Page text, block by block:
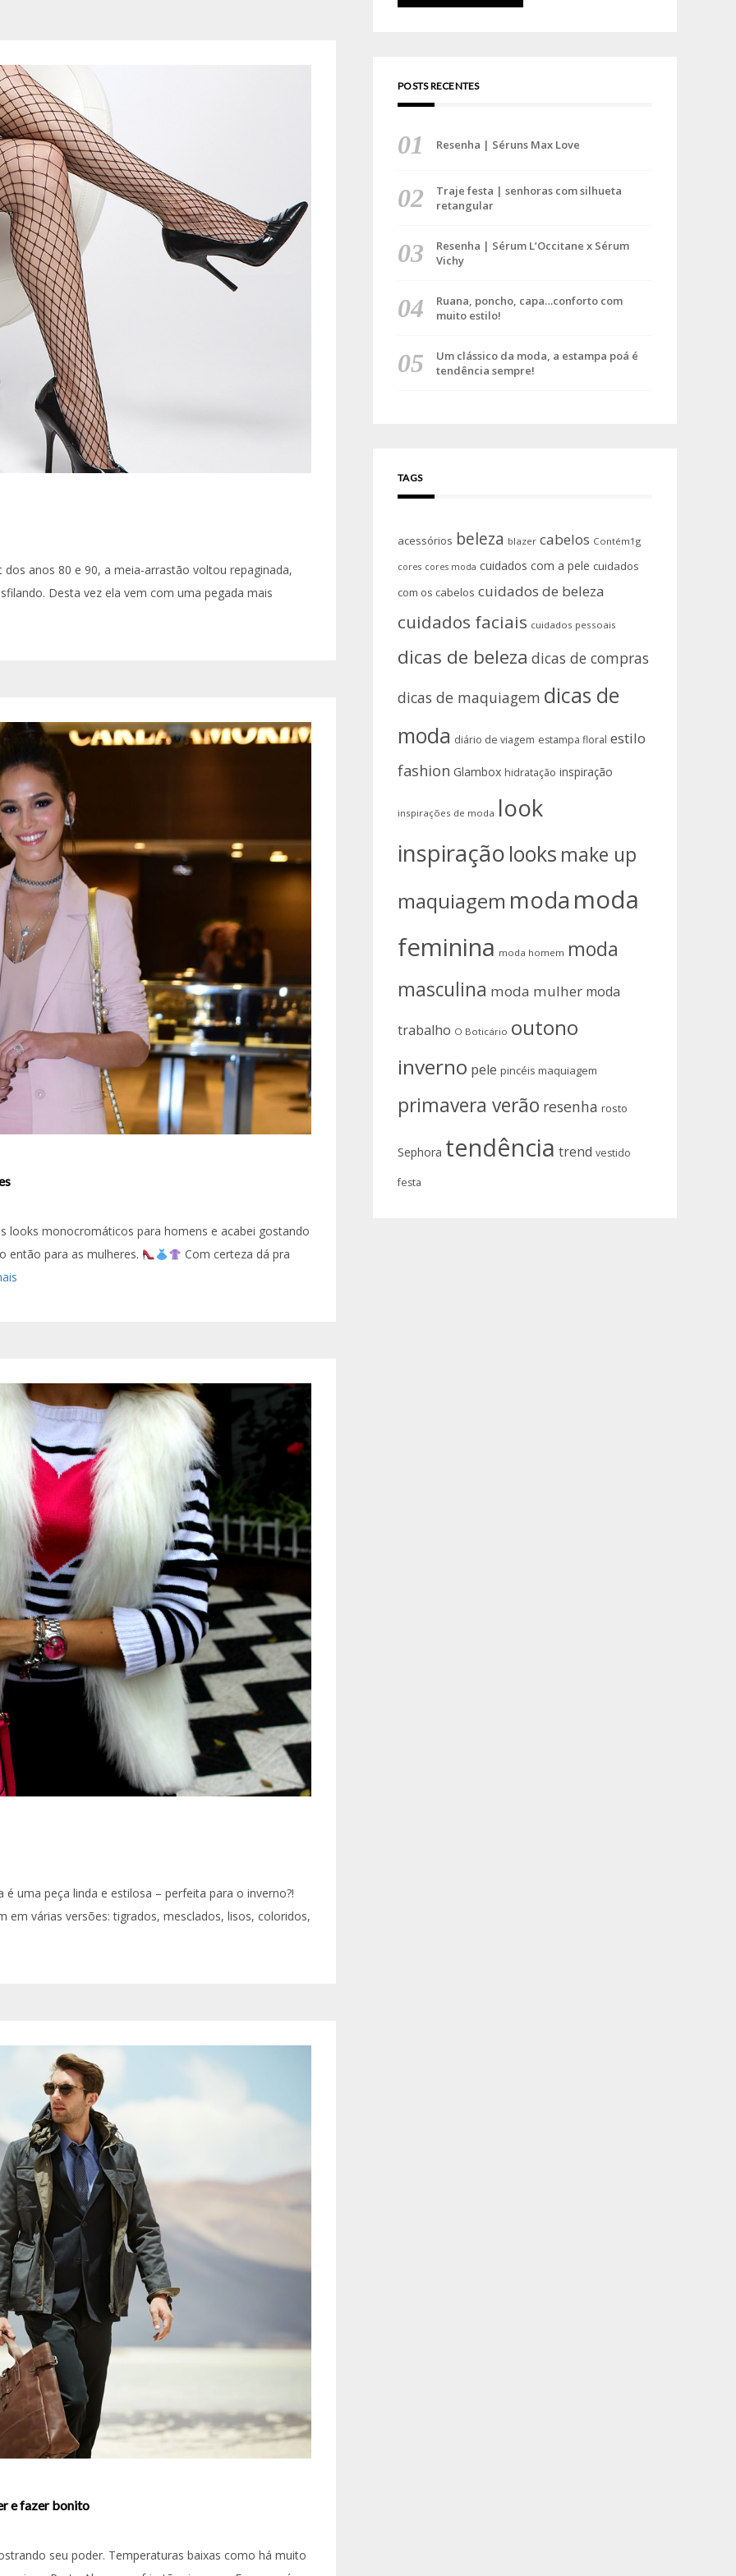
anos 80 e 90, a meia-arrastão voltou repaginada,
Desta vez ela vem com uma pegada mais
looks monocromáticos para homens e acabei gostando
então para as mulheres.
Com certeza dá pra
uma peça linda e estilosa – perfeita para o inverno?!
em várias versões: tigrados, mesclados, lisos, coloridos,
e fazer bonito
seu poder. Temperaturas baixas como há muito
POSTS RECENTES
Resenha | Séruns Max Love
Traje festa | senhoras com silhueta
retangular
Resenha | Sérum L’Occitane x Sérum
Vichy
Ruana, poncho, capa…conforto com
muito estilo!
Um clássico da moda, a estampa poá é
tendência sempre!
TAGS
acessórios beleza blazer cabelos Contém1g
cores cores moda cuidados com a pele cuidados
com os cabelos cuidados de beleza
cuidados faciais cuidados pessoais
dicas de beleza dicas de compras
dicas de maquiagem dicas de
moda diário de viagem estampa floral estilo
fashion Glambox hidratação inspiração
inspirações de moda look
inspiração looks make up
maquiagem moda moda
feminina moda homem moda
masculina moda mulher moda
trabalho O Boticário outono
inverno pele pincéis maquiagem
primavera verão resenha rosto
Sephora tendência trend vestido
festa